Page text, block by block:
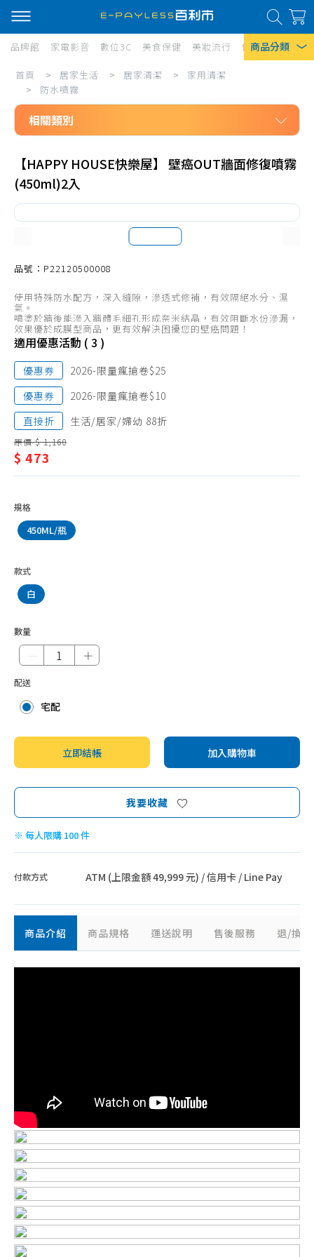
商品分類
熱門搜尋
風扇
口罩
除濕機
衛生紙
品牌館 家電影音 數位3C 美食保健 美妝流行 傢俱寢具 居
居
生
活/
家
清
用
清
潔/
防
水
噴
霧
首頁 > 居家生活 > 居家清潔 >
家用清潔
>
防水噴霧
相關類別
居家清潔
家用清潔
洗碗精
掃把、週邊配件
清潔工具
抹布、菜瓜布
垃圾袋
垃圾桶
清潔劑品
環境抗菌、防護用品
防蚊、驅蚊、除蠅
除蟲、殺蟑、鼠疫
除臭、芳香
水管
防水噴霧
【HAPPY HOUSE快樂屋】 壁癌OUT牆面修復噴霧
(450ml)2入
品號：P22120500008
使用特殊防水配方，深入縫隙，滲透式修補，有效隔絕水分、濕
氣。
噴塗於牆後能滲入牆體毛細孔形成奈米結晶，有效阻斷水份滲漏，
效果優於成膜型商品，更有效解決困擾您的壁癌問題！
適用優惠活動 ( 3 )
優惠券
2026-限量瘋搶卷$25
優惠券
2026-限量瘋搶卷$10
直接折
生活/居家/婦幼 88折
原價 $ 1,160
$ 473
規格
450ML/瓶
款式
白
數量
＋
配送
宅配
立即結帳 加入購物車
我要收藏
※ 每人限購 100 件
付款方式 ATM (上限金額 49,999 元) / 信用卡 / Line Pay
商品介紹 商品規格 運送說明 售後服務 退/換